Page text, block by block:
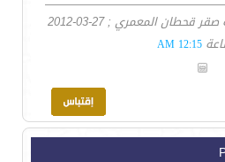
التعديل الأخير تم بواسطة صقر قحطان المعمري ; 27-03-2012
12:15 AM